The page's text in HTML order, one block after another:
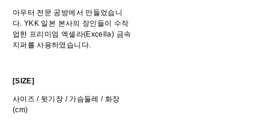
아우터 전문 공방에서 만들었습니
다. YKK 일본 본사의 장인들이 수작
업한 프리미엄 엑셀라(Excella) 금속
지퍼를 사용하였습니다.
[SIZE]
사이즈 / 뒷기장 / 가슴둘레 / 화장
(cm)